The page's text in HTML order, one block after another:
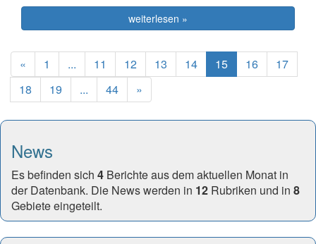
weiterlesen »
« Previous
1 ... 11 12 13 14 15(current)
16
17
18
19 ... 44 »
News
Es befinden sich 4 Berichte aus dem aktuellen Monat in
der Datenbank. Die News werden in 12 Rubriken und in 8
Gebiete eingeteilt.